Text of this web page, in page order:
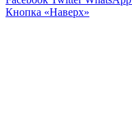
Кнопка «Наверх»